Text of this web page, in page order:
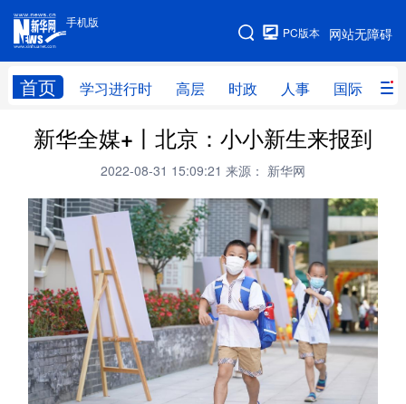
手机版
网站无障碍
PC版本
首页 学习进行时 高层 时政 人事 国际 财
手机版
网站地图
学习进行时 高层 时政 人事
财经 网评
台湾 思客智库 全球连线 教育
科技 科创 量子 体育
文化 书画 健康 军事
访谈 视频 图片 政务
法律 中央文件 金融
新华全媒+丨北京：小小新生来报到
2022-08-31 15:09:21 来源： 新华网